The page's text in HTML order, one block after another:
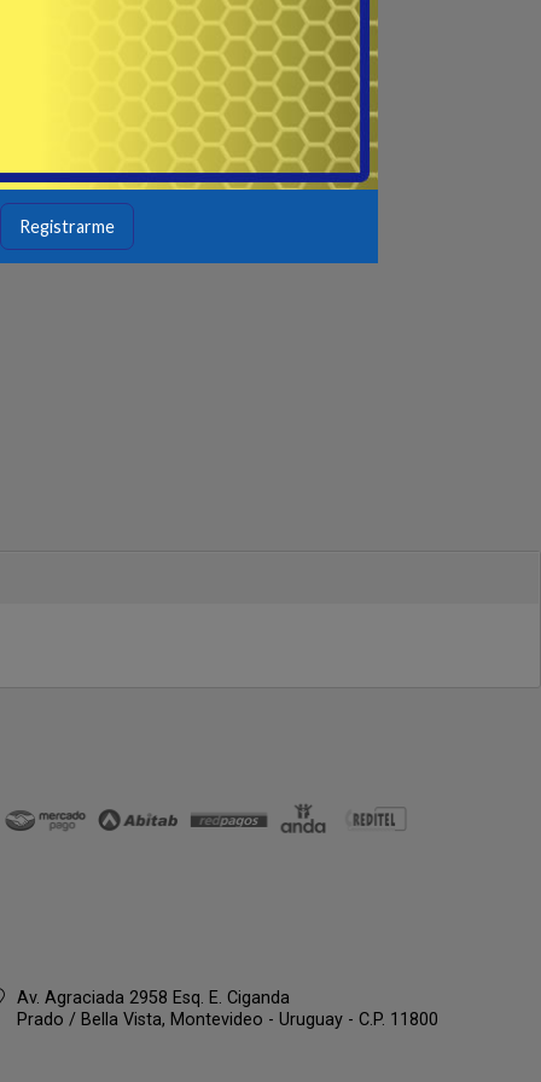
Av. Agraciada 2958 Esq. E. Ciganda
Prado / Bella Vista, Montevideo - Uruguay - C.P. 11800
Registrarme